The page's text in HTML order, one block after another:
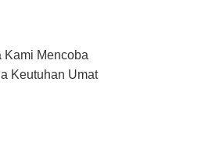
Kami Mencoba
Keutuhan Umat